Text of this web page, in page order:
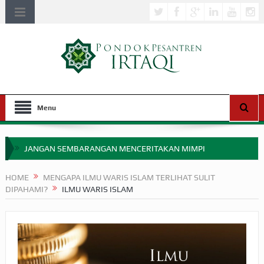
Menu
JANGAN SEMBARANGAN MENCERITAKAN MIMPI
MIMPI YANG DIABAIKAN MENJELANG PERANG BADAR
SEBELUM TIBA SAAT WAJIB?
HAKIKAT NIKMAT DI DUNIA!
HOME
MENGAPA ILMU WARIS ISLAM TERLIHAT SULIT
DIPAHAMI?
ILMU WARIS ISLAM